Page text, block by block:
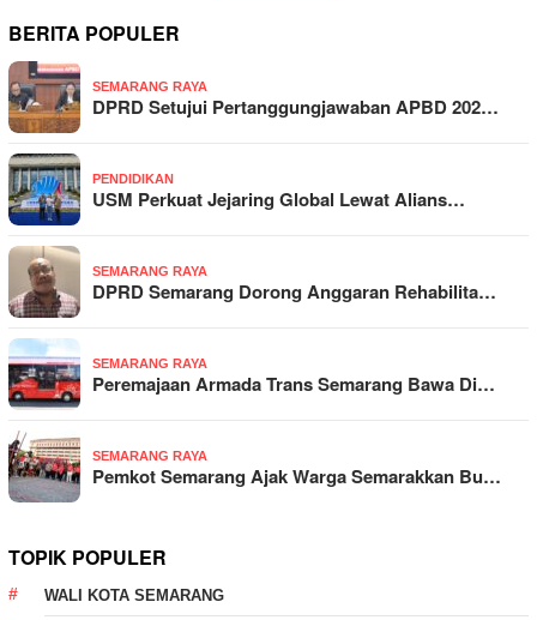
BERITA POPULER
SEMARANG RAYA
DPRD Setujui Pertanggungjawaban APBD 202…
PENDIDIKAN
USM Perkuat Jejaring Global Lewat Alians…
SEMARANG RAYA
DPRD Semarang Dorong Anggaran Rehabilita…
SEMARANG RAYA
Peremajaan Armada Trans Semarang Bawa Di…
SEMARANG RAYA
Pemkot Semarang Ajak Warga Semarakkan Bu…
TOPIK POPULER
WALI KOTA SEMARANG